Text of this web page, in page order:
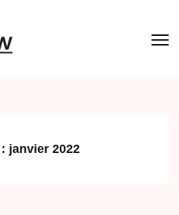
janvier 2022